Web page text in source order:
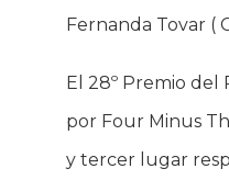
Fernanda Tovar (
El 28º Premio
por Four Minus
y tercer lugar